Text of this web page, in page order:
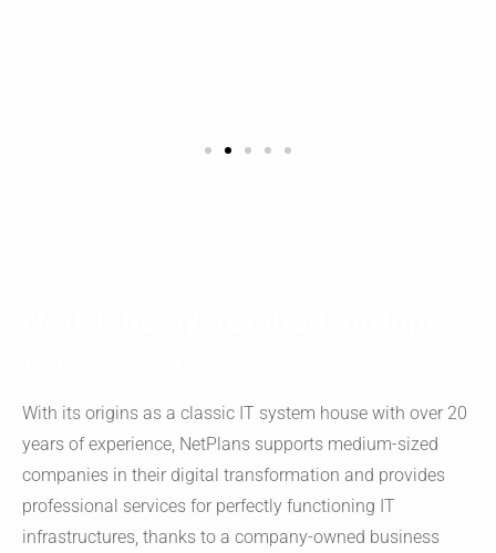
With its origins as a classic IT system house with over 20
years of experience, NetPlans supports medium-sized
companies in their digital transformation and provides
professional services for perfectly functioning IT
infrastructures, thanks to a company-owned business